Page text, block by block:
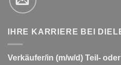
IHRE KARRIERE BEI
Verkäufer/in (m/w/d) Teil-